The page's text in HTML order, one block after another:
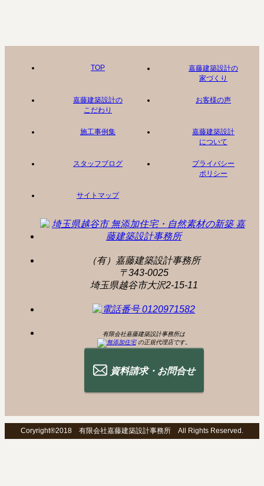
TOP
嘉藤建築設計の
家づくり
嘉藤建築設計の
こだわり
お客様の声
施工事例集
嘉藤建築設計
について
スタッフブログ
プライバシー
ポリシー
サイトマップ
（有）嘉藤建築設計事務所
〒343-0025
埼玉県越谷市大沢2-15-11
有限会社嘉藤建築設計事務所は
の正規代理店です。
資料請求・お問合せ
Coryright®2018 有限会社嘉藤建築設計事務所 All Rights Reserved.